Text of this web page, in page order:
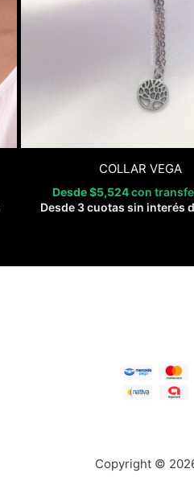
COLLAR VEGA
Desde$5,524con
Desde 3 cuotas sin interés
Copyright ©